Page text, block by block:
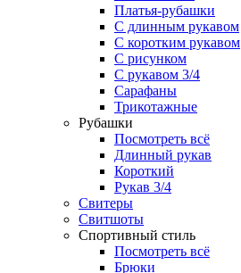
Платья-рубашки
С длинным рукавом
С коротким рукавом
С рисунком
С рукавом 3/4
Сарафаны
Трикотажные
Рубашки
Посмотреть всё
Длинный рукав
Короткий
Рукав 3/4
Свитеры
Свитшоты
Спортивный стиль
Посмотреть всё
Брюки